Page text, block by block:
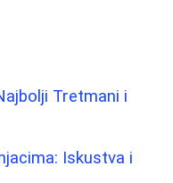
Tretmani i
Iskustva i